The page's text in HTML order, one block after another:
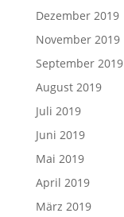
Dezember 2019
November 2019
September 2019
August 2019
Juli 2019
Juni 2019
Mai 2019
April 2019
März 2019